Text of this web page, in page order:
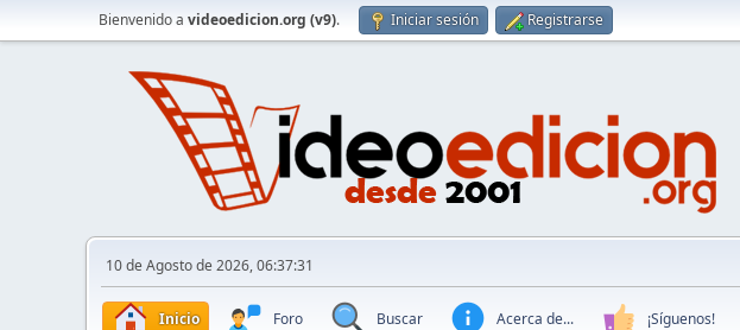
Bienvenido a videoedicion.org (v9). Iniciar sesión Registrarse
10 de Agosto de 2026, 06:37:31
Inicio Foro Buscar Acerca de... ¡Síguenos!